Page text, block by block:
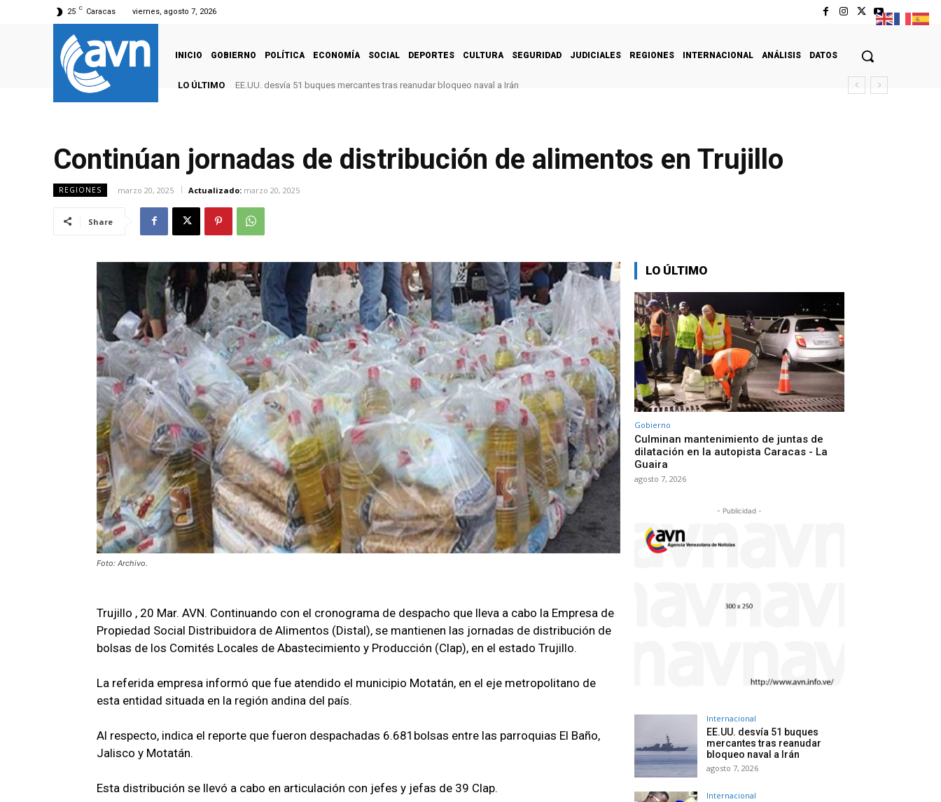
25 C Caracas viernes, agosto 7, 2026
INICIO GOBIERNO POLÍTICA ECONOMÍA SOCIAL DEPORTES CULTURA SEGURIDAD JUDICIALES REGIONES INTERNACIONAL ANÁLISIS DATOS
LO ÚLTIMO EE.UU. desvía 51 buques mercantes tras reanudar bloqueo naval a Irán
Continúan jornadas de distribución de alimentos en Trujillo
REGIONES marzo 20, 2025 Actualizado: marzo 20, 2025
Share
Foto: Archivo.
Trujillo , 20 Mar. AVN. Continuando con el cronograma de despacho que lleva a cabo la Empresa de
Propiedad Social Distribuidora de Alimentos (Distal), se mantienen las jornadas de distribución de
bolsas de los Comités Locales de Abastecimiento y Producción (Clap), en el estado Trujillo.
La referida empresa informó que fue atendido el municipio Motatán, en el eje metropolitano de
esta entidad situada en la región andina del país.
Al respecto, indica el reporte que fueron despachadas 6.681bolsas entre las parroquias El Baño,
Jalisco y Motatán.
Esta distribución se llevó a cabo en articulación con jefes y jefas de 39 Clap.
LO ÚLTIMO
Gobierno
Culminan mantenimiento de juntas de
dilatación en la autopista Caracas - La
Guaira
agosto 7, 2026
- Publicidad -
Internacional
EE.UU. desvía 51 buques
mercantes tras reanudar
bloqueo naval a Irán
agosto 7, 2026
Internacional